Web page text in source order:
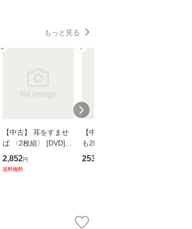
もっと見る
6
【中古】 耳をすませ
ば 〈2枚組〉 [DVD] /
ブエナ・ビスタ・ホー
ム・エンターテイメン
2,852円
送料無料
7
【中古】 知識ゼロで
も2時間で決算書が読
めるようになる！ 会
253